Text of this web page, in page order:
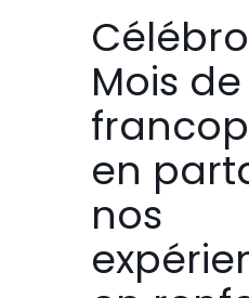
Mois
en
nos